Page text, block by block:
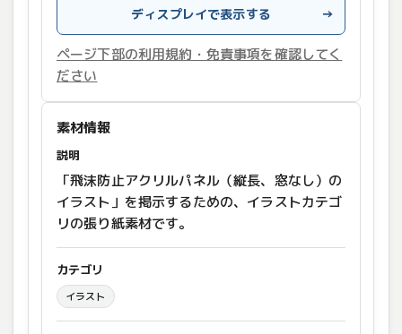
ディスプレイで表示する →
ページ下部の利用規約・免責事項を確認してく
ださい
素材情報
説明
「飛沫防止アクリルパネル（縦長、窓なし）の
イラスト」を掲示するための、イラストカテゴ
リの張り紙素材です。
カテゴリ
イラスト